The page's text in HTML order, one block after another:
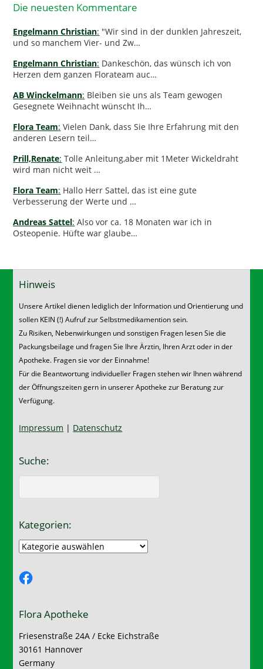
Die neuesten Kommentare
Engelmann Christian: "Wir sind in der dunklen Jahreszeit,
und so manchem Vier- und Zw…
Engelmann Christian: Dankeschön, das wünsch ich von
Herzen dem ganzen Florateam auc…
AB Winckelmann: Bleiben sie uns als Team gewogen
Gesegnete Weihnacht wünscht Ih…
Flora Team: Vielen Dank, dass Sie Ihre Erfahrung mit den
anderen Lesern teil…
Prill,Renate: Tolle Anleitung,aber mit 1Meter Wickeldraht
wird man nicht weit …
Flora Team: Hallo Herr Sattel, das ist eine gute
Verbesserung der Werte und …
Andreas Sattel: Also vor ca. 18 Monaten war ich in
Osteopenie. Hüfte war glaube…
Hinweis
Unsere Artikel dienen lediglich der Information und Orientierung und
sollen KEIN (!) Aufruf zur Selbstmedikamention sein.
Zu Risiken, Nebenwirkungen und sonstigen Fragen lesen Sie die
Packungsbeilage und fragen Sie Ihre Ärztin, Ihren Arzt oder in der
Apotheke. Fragen sie vor der Einnahme!
Für die Beantwortung individueller Fragen stehen wir Ihnen während
der Öffnungszeiten gern in unserer Apotheke zur Beratung zur
Verfügung.
Impressum | Datenschutz
Suche:
Kategorien:
Kategorien:
Facebook
Flora Apotheke
Friesenstraße 24A / Ecke Eichstraße
30161 Hannover
Germany